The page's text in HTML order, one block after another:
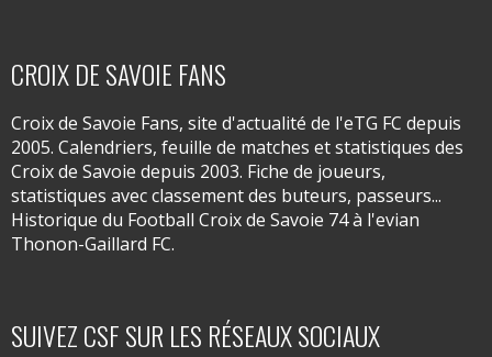
CROIX DE SAVOIE FANS
Croix de Savoie Fans, site d'actualité de l'eTG FC depuis
2005. Calendriers, feuille de matches et statistiques des
Croix de Savoie depuis 2003. Fiche de joueurs,
statistiques avec classement des buteurs, passeurs...
Historique du Football Croix de Savoie 74 à l'evian
Thonon-Gaillard FC.
SUIVEZ CSF SUR LES RÉSEAUX SOCIAUX